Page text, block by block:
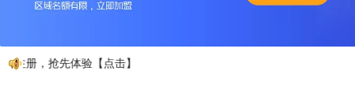
册，抢先体验【点击】